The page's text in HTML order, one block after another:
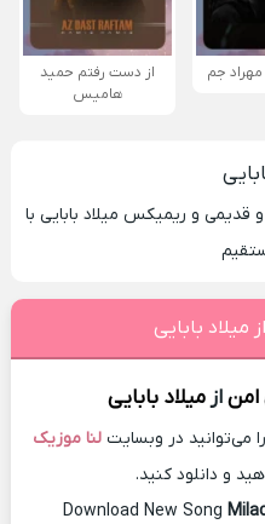
جم
از دست رفتم حمید
هامیس
و ریمیکس میلاد بابایی با
بابایی
ازمیلاد بابایی
می‌توانید در وبسایتلنا موزیک
و دانلود کنید.
Download New Song